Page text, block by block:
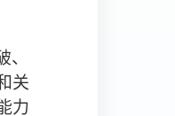
、
关
力